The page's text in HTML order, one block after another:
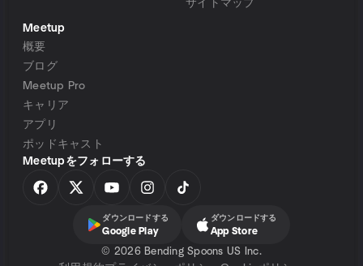
サイトマップ
Meetup
概要
ブログ
Meetup Pro
キャリア
アプリ
ポッドキャスト
Meetupをフォローする
ダウンロードする
Google Play
ダウンロードする
App Store
© 2026 Bending Spoons US Inc.